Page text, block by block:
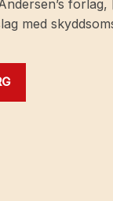
forlag,
med